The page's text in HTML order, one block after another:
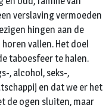
verslaving vermoeden
hingen aan de
horen vallen. Het doel
taboesfeer te halen.
, alcohol, seks-,
en dat we er het
de ogen sluiten, maar